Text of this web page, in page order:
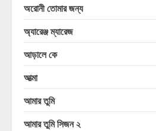
অরোনী তোমার জন্য
অ্যারেঞ্জ ম্যারেজ
আড়ালে কে
আত্মা
আমার তুমি
আমার তুমি সিজন ২